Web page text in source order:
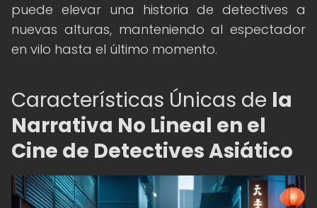
puede elevar una historia de detectives a
nuevas alturas, manteniendo al espectador
en vilo hasta el último momento.
Características Únicas de la
Narrativa No Lineal en el
Cine de Detectives Asiático